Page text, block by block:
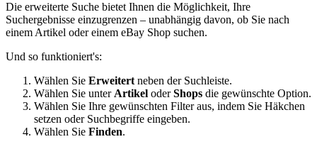
Die erweiterte Suche bietet Ihnen die Möglichkeit, Ihre
Suchergebnisse einzugrenzen – unabhängig davon, ob Sie nach
einem Artikel oder einem eBay Shop suchen.
Und so funktioniert's:
Wählen Sie Erweitertneben der Suchleiste.
Wählen Sie unterArtikel oderShops die gewünschte Option.
Wählen Sie Ihre gewünschten Filter aus, indem Sie Häkchen
setzen oder Suchbegriffe eingeben.
Wählen Sie Finden.